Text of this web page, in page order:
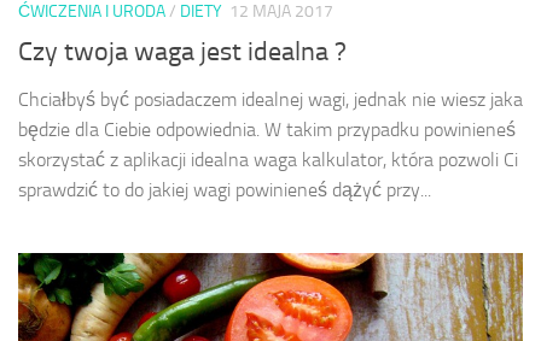
ĆWICZENIA I URODA/ DIETY 12 MAJA 2017
Czy twoja waga jest idealna ?
Chciałbyś być posiadaczem idealnej wagi, jednak nie wiesz jaka
będzie dla Ciebie odpowiednia. W takim przypadku powinieneś
skorzystać z aplikacji idealna waga kalkulator, która pozwoli Ci
sprawdzić to do jakiej wagi powinieneś dążyć przy...